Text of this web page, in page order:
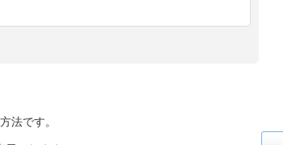
法です。